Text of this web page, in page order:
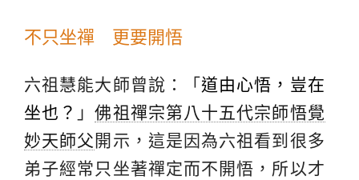
不只坐禪 更要開悟
六祖慧能大師曾說：「 道由心悟，豈在
坐也？ 」佛祖禪宗第八十五代宗師悟覺
妙天師父 開示，這是因為六祖看到很多
弟子經常只坐著禪定而不開悟，所以才